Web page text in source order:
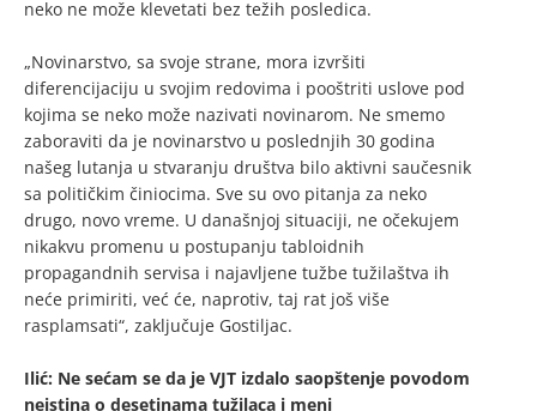
neko ne može klevetati bez težih posledica.
„Novinarstvo, sa svoje strane, mora izvršiti
diferencijaciju u svojim redovima i pooštriti uslove pod
kojima se neko može nazivati novinarom. Ne smemo
zaboraviti da je novinarstvo u poslednjih 30 godina
našeg lutanja u stvaranju društva bilo aktivni saučesnik
sa političkim činiocima. Sve su ovo pitanja za neko
drugo, novo vreme. U današnjoj situaciji, ne očekujem
nikakvu promenu u postupanju tabloidnih
propagandnih servisa i najavljene tužbe tužilaštva ih
neće primiriti, već će, naprotiv, taj rat još više
rasplamsati“, zaključuje Gostiljac.
Ilić: Ne sećam se da je VJT izdalo saopštenje povodom
neistina o desetinama tužilaca i meni